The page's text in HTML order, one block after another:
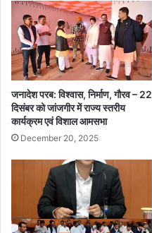
वा
,
कु
ल
1
4
वा
मो
नि
का
सिं
ह
ने
ग्रा
म
,
जनादेश परब: विश्वास, निर्माण, गौरव – 22
दिसंबर को जांजगीर में राज्य स्तरीय
कार्यक्रम एवं विशाल आमसभा
December 20, 2025